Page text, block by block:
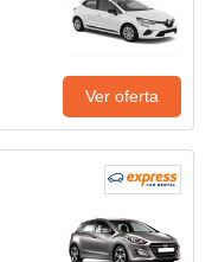
Ver oferta